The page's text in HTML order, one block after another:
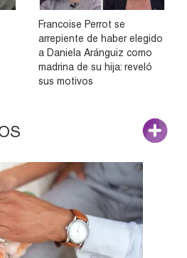
Francoise Perrot se
arrepiente de haber elegido
a Daniela Aránguiz como
madrina de su hija: reveló
sus motivos